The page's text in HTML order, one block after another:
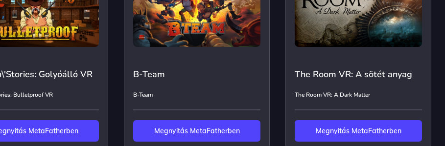
Golyóálló VR
Bulletproof VR
MetaFatherben
B-Team
B-Team
Megnyitás MetaFatherben
The Room VR: A sötét anyag
The Room VR: A Dark Matter
Megnyitás MetaFatherben